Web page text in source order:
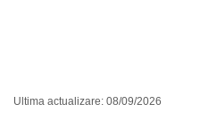
Ultima actualizare: 08/09/2026